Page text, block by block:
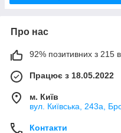
Про нас
92% позитивних з 215
Працює з 18.05.2022
м. Київ
вул. Київська, 243а,
Контакти